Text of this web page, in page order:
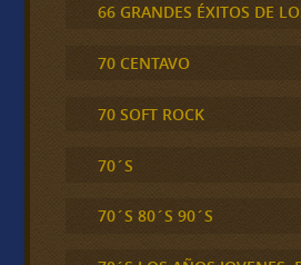
66 GRANDES ÉXITOS DE
70 CENTAVO
70 SOFT ROCK
70´S
70´S 80´S 90´S